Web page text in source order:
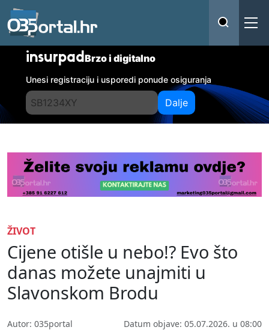
insurpadBrzo i digitalno
Unesi registraciju i usporedi ponude osiguranja
Dalje
ŽIVOT
Cijene otišle u nebo!? Evo što
danas možete unajmiti u
Slavonskom Brodu
Autor: 035portal Datum objave: 05.07.2026. u 08:00